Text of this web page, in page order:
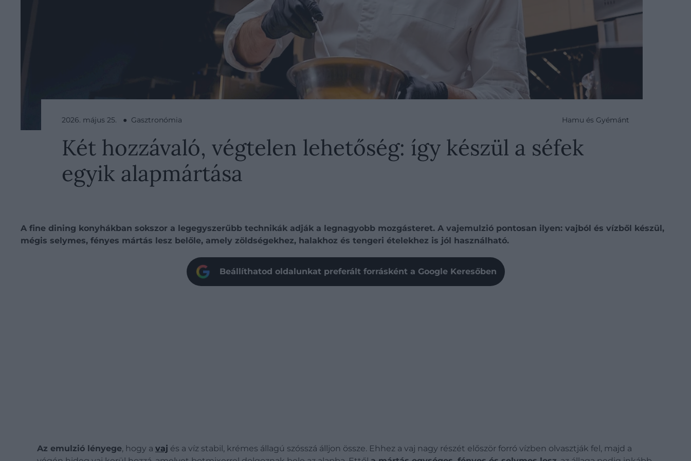
2026. május 25. ● Gasztronómia Hamu és Gyémánt
Két hozzávaló, végtelen lehetőség: így készül a séfek
egyik alapmártása
A fine dining konyhákban sokszor a legegyszerűbb technikák adják a legnagyobb mozgásteret. A vajemulzió pontosan ilyen: vajból és vízből készül,
mégis selymes, fényes mártás lesz belőle, amely zöldségekhez, halakhoz és tengeri ételekhez is jól használható.
Beállíthatod oldalunkat preferált forrásként a Google Keresőben
Az emulzió lényege, hogy a vaj és a víz stabil, krémes állagú szósszá álljon össze. Ehhez a vaj nagy részét először forró vízben olvasztják fel, majd a